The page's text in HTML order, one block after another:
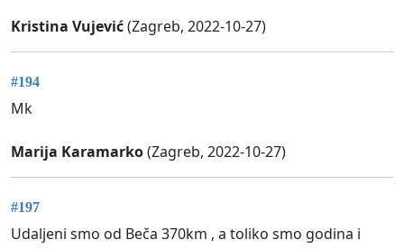
Kristina Vujević(Zagreb, 2022-10-27)
#194
Mk
Marija Karamarko(Zagreb, 2022-10-27)
#197
Udaljeni smo od Beča 370km , a toliko smo godina i